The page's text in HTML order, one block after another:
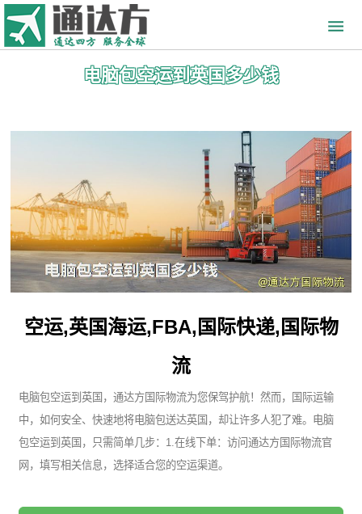
电脑包空运到英国多少钱
空运,英国海运,FBA,国际快递,国际物
流
电脑包空运到英国，通达方国际物流为您保驾护航！然而，国际运输
中，如何安全、快速地将电脑包送达英国，却让许多人犯了难。电脑
包空运到英国，只需简单几步：1.在线下单：访问通达方国际物流官
网，填写相关信息，选择适合您的空运渠道。